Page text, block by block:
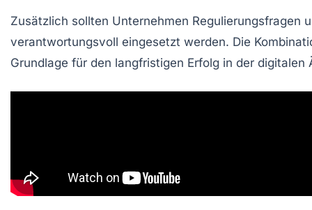
Zusätzlich sollten Unternehmen Regulierungsfragen
verantwortungsvoll eingesetzt werden. Die
Grundlage für den langfristigen Erfolg in der digitalen